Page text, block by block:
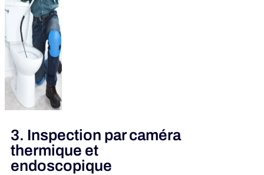
3. Inspection par caméra
thermique et
endoscopique